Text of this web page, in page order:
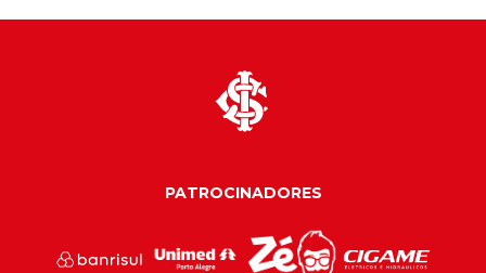
PATROCINADORES